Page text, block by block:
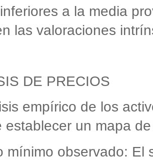
a la media
las valoraciones
DE PRECIOS
empírico de los
establecer un mapa
mínimo observado: El